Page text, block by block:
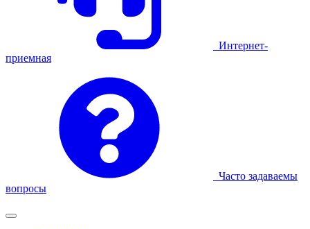
Интернет-
приемная
Часто задаваемы
вопросы